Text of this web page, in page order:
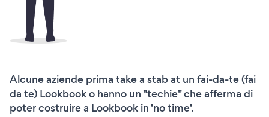
Alcune aziende prima take a stab at un fai-da-te (fai
da te) Lookbook o hanno un "techie" che afferma di
poter costruire a Lookbook in 'no time'.